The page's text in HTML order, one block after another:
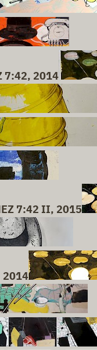
7:42, 2014
7:42 II, 2015
2014